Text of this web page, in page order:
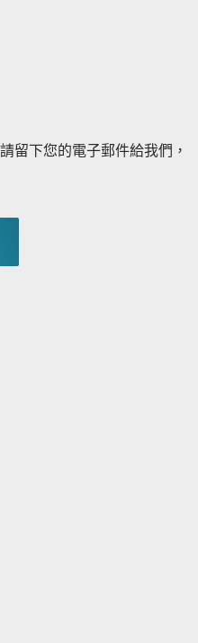
留下您的電子郵件給我們，